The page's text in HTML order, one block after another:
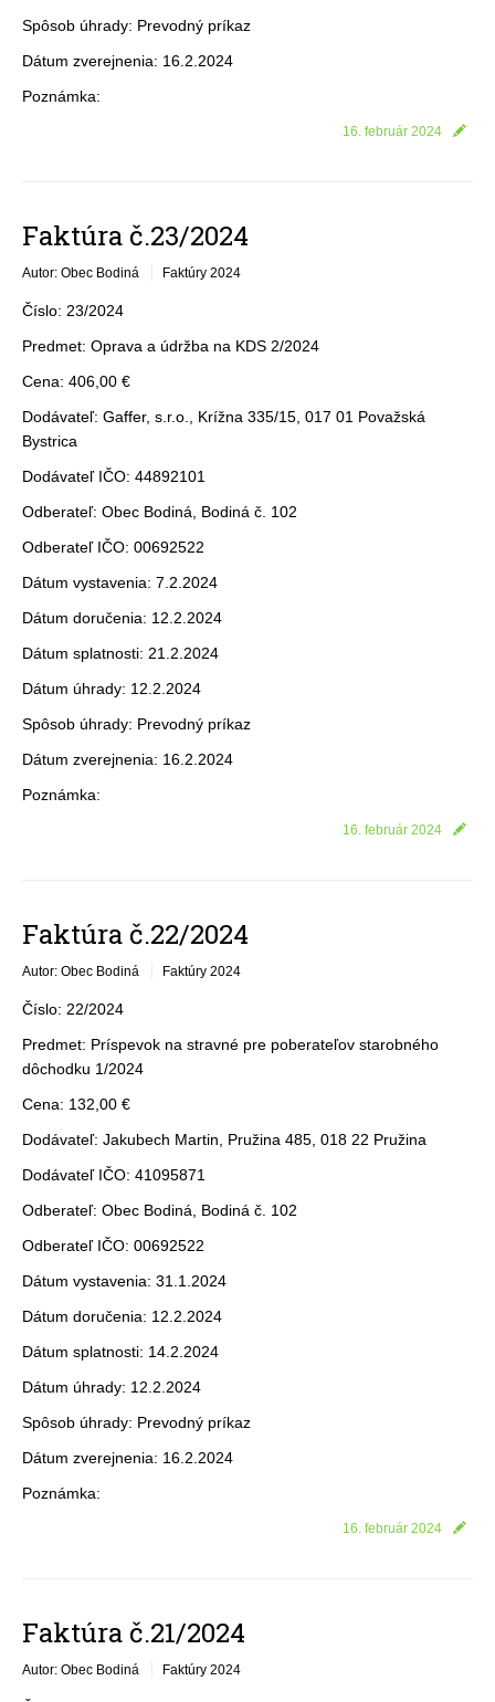
Spôsob úhrady: Prevodný príkaz
Dátum zverejnenia: 16.2.2024
Poznámka:
16. február 2024
Faktúra č.23/2024
Autor: Obec Bodiná Faktúry 2024
Číslo: 23/2024
Predmet: Oprava a údržba na KDS 2/2024
Cena: 406,00 €
Dodávateľ: Gaffer, s.r.o., Krížna 335/15, 017 01 Považská
Bystrica
Dodávateľ IČO: 44892101
Odberateľ: Obec Bodiná, Bodiná č. 102
Odberateľ IČO: 00692522
Dátum vystavenia: 7.2.2024
Dátum doručenia: 12.2.2024
Dátum splatnosti: 21.2.2024
Dátum úhrady: 12.2.2024
Spôsob úhrady: Prevodný príkaz
Dátum zverejnenia: 16.2.2024
Poznámka:
16. február 2024
Faktúra č.22/2024
Autor: Obec Bodiná Faktúry 2024
Číslo: 22/2024
Predmet: Príspevok na stravné pre poberateľov starobného
dôchodku 1/2024
Cena: 132,00 €
Dodávateľ: Jakubech Martin, Pružina 485, 018 22 Pružina
Dodávateľ IČO: 41095871
Odberateľ: Obec Bodiná, Bodiná č. 102
Odberateľ IČO: 00692522
Dátum vystavenia: 31.1.2024
Dátum doručenia: 12.2.2024
Dátum splatnosti: 14.2.2024
Dátum úhrady: 12.2.2024
Spôsob úhrady: Prevodný príkaz
Dátum zverejnenia: 16.2.2024
Poznámka:
16. február 2024
Faktúra č.21/2024
Autor: Obec Bodiná Faktúry 2024